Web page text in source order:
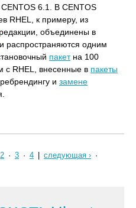
6.1. В CENTOS
RHEL, к примеру, из
редакции, объединены в
и распространяются одним
пакетна 100
с RHEL, внесенные в пакеты
и замене
2 · 3 · 4 следующая › ·